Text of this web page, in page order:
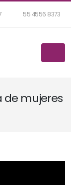
55 4556 8373
de mujeres